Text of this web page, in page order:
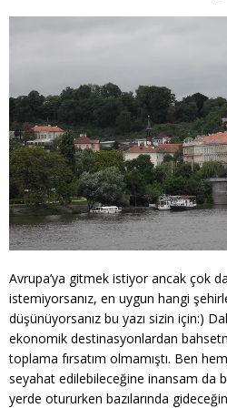
Avrupa’ya gitmek istiyor ancak çok
istemiyorsanız, en uygun hangi
düşünüyorsanız bu yazı sizin için:)
ekonomik destinasyonlardan
toplama fırsatım olmamıştı. Ben
seyahat edilebileceğine inansam da
yerde otururken bazılarında